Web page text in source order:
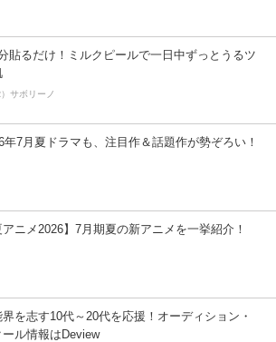
貼るだけ！ミルクピールで一日中ずっとうるツ
）サボリーノ
年7月夏ドラマも、注目作＆話題作が勢ぞろい！
アニメ2026】7月期夏の新アニメを一挙紹介！
を志す10代～20代を応援！オーディション・
ール情報はDeview